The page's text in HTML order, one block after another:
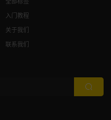
入门教程
关于我们
联系我们